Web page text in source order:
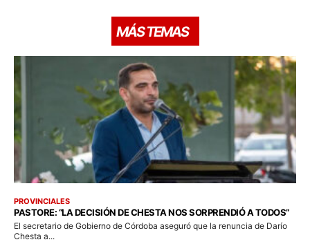
MÁS TEMAS
PROVINCIALES
PASTORE: “LA DECISIÓN DE CHESTA NOS SORPRENDIÓ A TODOS”
El secretario de Gobierno de Córdoba aseguró que la renuncia de Darío
Chesta a...